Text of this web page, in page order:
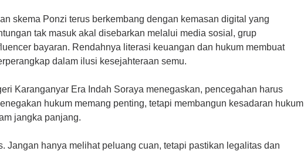
skema Ponzi terus berkembang dengan kemasan digital yang
tak masuk akal disebarkan melalui media sosial, grup
bayaran. Rendahnya literasi keuangan dan hukum membuat
dalam ilusi kesejahteraan semu.
Karanganyar Era Indah Soraya menegaskan, pencegahan harus
hukum memang penting, tetapi membangun kesadaran hukum
jangka panjang.
Jangan hanya melihat peluang cuan, tetapi pastikan legalitas dan